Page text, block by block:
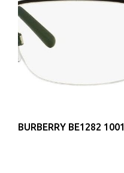
BURBERRY BE1282 1001